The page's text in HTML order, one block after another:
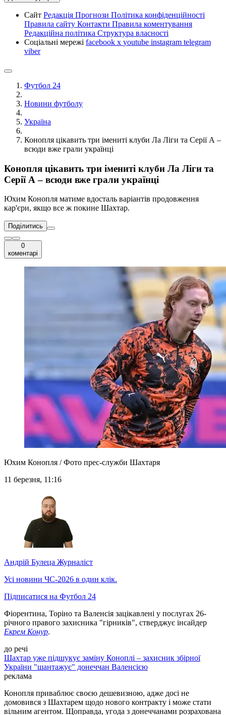
Сайт Редакція Прогнози Політика конфіденційності
Правила сайту Контакти Правила коментування
Редакційна політика Структура власності
Соціальні мережі facebook x youtube instagram telegram
viber
Футбол 24
Новини футболу
Україна
Конопля цікавить три імениті клуби Ла Ліги та Серії А –
всюди вже грали українці
Конопля цікавить три імениті клуби Ла Ліги та
Серії А – всюди вже грали українці
Юхим Конопля матиме вдосталь варіантів продовження
кар'єри, якщо все ж покине Шахтар.
Поділитись
0
коментарі
Юхим Конопля / Фото прес-служби Шахтаря
11 березня, 11:16
Андрій Булеца Журналіст
Усі новини ЧС-2026 в один клік.
Підписатися на Футбол 24
Фіорентина, Торіно та Валенсія зацікавлені у послугах 26-
річного правого захисника "гірників", стверджує інсайдер
Екрем Конур.
до речі
Шахтар уже підшукує заміну Коноплі – захисник збірної
України "шантажує" донеччан Валенсією
реклама
Конопля приваблює своєю дешевизною, адже досі не
домовився з Шахтарем щодо нового контракту і може стати
вільним агентом. Щоправда, угода з донеччанами розрахована